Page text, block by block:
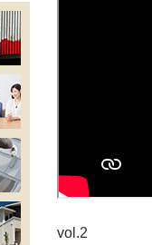
vol.2